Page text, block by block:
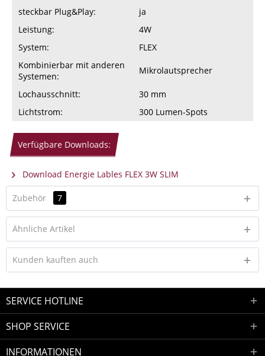
steckbar Plug&Play:
ja
Leistung:
4W
System:
FLEX
Kombinierbar mit anderen
Systemen:
Mikrolautsprecher
Lochausschnitt:
30 mm
Lichtstrom:
300 Lumen-Spots
Verfügbare Downloads:
Download Energie Lables FLEX 3W SLIM
Zubehör 7
Ähnliche Artikel
Kunden kauften auch
SERVICE HOTLINE
SHOP SERVICE
INFORMATIONEN